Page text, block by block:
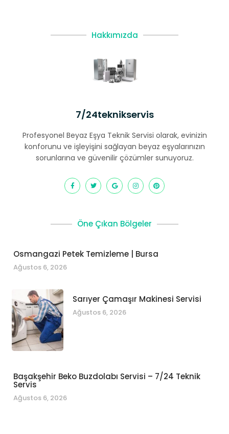
Hakkımızda
7/24teknikservis
Profesyonel Beyaz Eşya Teknik Servisi olarak, evinizin
konforunu ve işleyişini sağlayan beyaz eşyalarınızın
sorunlarına ve güvenilir çözümler sunuyoruz.
Öne Çıkan Bölgeler
Osmangazi Petek Temizleme | Bursa
Ağustos 6, 2026
Sarıyer Çamaşır Makinesi Servisi
Ağustos 6, 2026
Başakşehir Beko Buzdolabı Servisi – 7/24 Teknik
Servis
Ağustos 6, 2026